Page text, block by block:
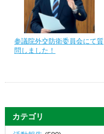
参議院外交防衛委員会にて質
問しました！
カテゴリ